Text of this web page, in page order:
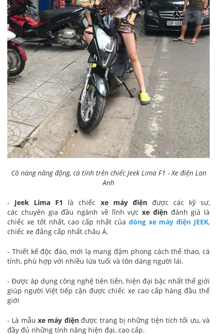
Cô nàng năng động, cá tính trên chiếc Jeek Lima F1 - Xe điện Lan
Anh
- Jeek Lima F1 là chiếc xe máy điệnđược các kỹ sư,
các chuyên gia đầu ngành về lĩnh vực xe điệnđánh giá là
chiếc xe tốt nhất, cao cấp nhất của dòng xe máy điện JEEK,
chiếc xe đẳng cấp nhất châu Á.
- Thiết kế độc đáo, mới lạ mang đậm phong cách thể thao, cá
tính, phù hợp với nhiều lứa tuổi và tôn dáng người lái.
- Được áp dụng công nghệ tiên tiến, hiện đại bậc nhất thế giới
giúp người Việt tiếp cận được chiếc xe cao cấp hàng đầu thế
giới
- Là mẫu xe máy điệnđược trang bị những tiện tích tối ưu, và
đầy đủ những tính năng hiện đại, cao cấp.